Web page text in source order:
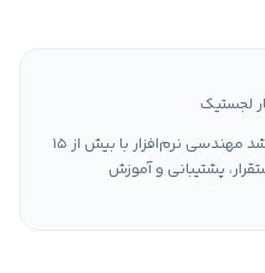
لجستیک
دارای مدرک کارشناسی ارشد مهندسی نرم‌افزار با بیش از ۱۵
پشتیبانی و آموزش
لجستیک، مالی، منابع